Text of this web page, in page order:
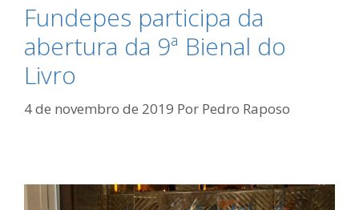
Fundepes participa da
abertura da 9ª Bienal do
Livro
4 de novembro de 2019 Por Pedro Raposo